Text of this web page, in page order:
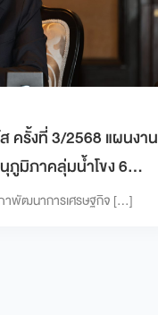
ครั้งที่ 3/2568 แผนงาน
ภูมิภาคลุ่มน้ำโขง 6
าพัฒนาการเศรษฐกิจ […]